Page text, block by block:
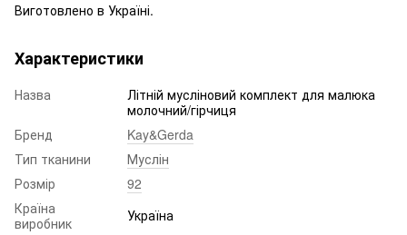
Виготовлено в Україні.
Характеристики
Назва
Літній мусліновий комплект для малюка
молочний/гірчиця
Бренд
Kay&Gerda
Тип тканини
Муслін
Розмір
92
Країна
виробник
Україна